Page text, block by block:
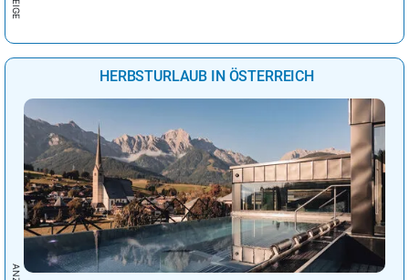
HERBSTURLAUB IN ÖSTERREICH